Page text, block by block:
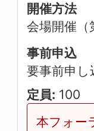
開催方法
会場開催（
事前申込
要事前申し
定員: 100
本フォー